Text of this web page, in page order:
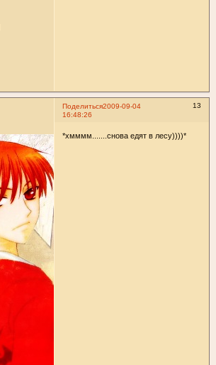
Поделиться 13
2009-09-04
16:48:26
*хмммм.......снова едят в лесу))))*